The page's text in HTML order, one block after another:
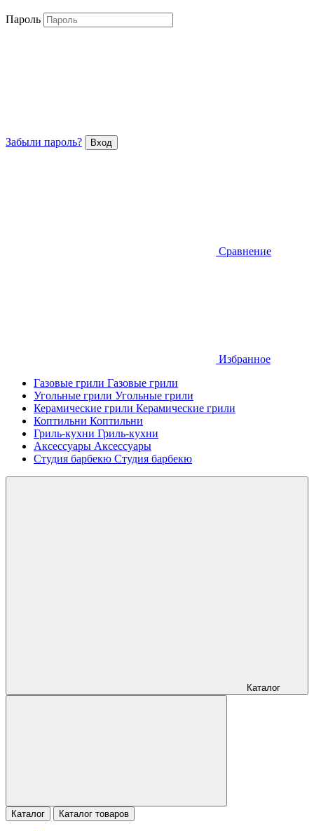
Пароль
Забыли пароль?
Сравнение
Избранное
Газовые грили Газовые грили
Угольные грили Угольные грили
Керамические грили Керамические грили
Коптильни Коптильни
Гриль-кухни Гриль-кухни
Аксессуары Аксессуары
Студия барбекю Студия барбекю
Каталог
Каталог Каталог товаров